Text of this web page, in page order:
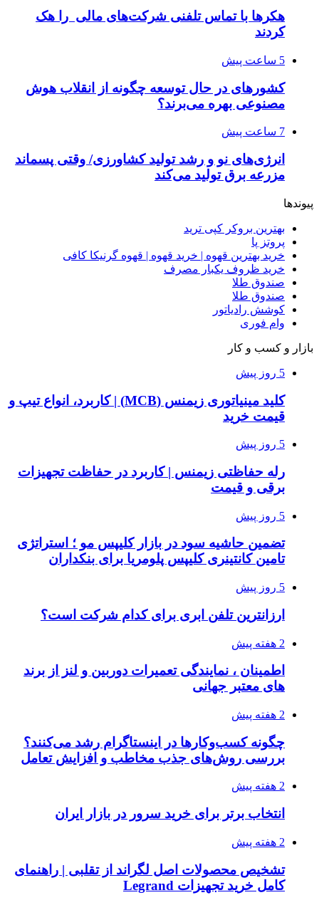
هکرها با تماس تلفنی شرکت‌های مالی را هک
کردند
5 ساعت پیش
کشورهای در حال توسعه چگونه از انقلاب هوش
مصنوعی بهره می‌برند؟
7 ساعت پیش
انرژی‌های نو و رشد تولید کشاورزی/ وقتی پسماند
مزرعه‌ برق تولید می‌کند
پیوندها
بهترین بروکر کپی ترید
پروتز پا
خرید بهترین قهوه | خرید قهوه | قهوه گرنیکا کافی
خرید ظروف یکبار مصرف
صندوق طلا
صندوق طلا
کوشش رادیاتور
وام فوری
بازار و کسب و کار
5 روز پیش
کلید مینیاتوری زیمنس (MCB) | کاربرد، انواع تیپ و
قیمت خرید
5 روز پیش
رله حفاظتی زیمنس | کاربرد در حفاظت تجهیزات
برقی و قیمت
5 روز پیش
تضمین حاشیه سود در بازار کلیپس مو ؛ استراتژی
تامین کانتینری کلیپس پلومریا برای بنکداران
5 روز پیش
ارزانترین تلفن ابری برای کدام شرکت است؟
2 هفته پیش
اطمینان ، نمایندگی تعمیرات دوربین و لنز از برند
های معتبر جهانی
2 هفته پیش
چگونه کسب‌وکارها در اینستاگرام رشد می‌کنند؟
بررسی روش‌های جذب مخاطب و افزایش تعامل
2 هفته پیش
انتخاب برتر برای خرید سرور در بازار ایران
2 هفته پیش
تشخیص محصولات اصل لگراند از تقلبی | راهنمای
کامل خرید تجهیزات Legrand